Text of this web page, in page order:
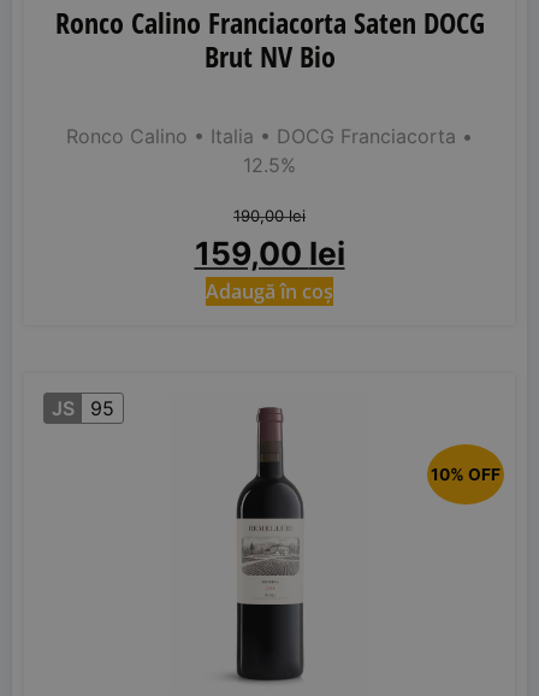
Ronco Calino Franciacorta Saten DOCG
Brut NV Bio
Ronco Calino • Italia • DOCG Franciacorta •
12.5%
190,00lei
159,00 lei
Adaugă în coș
10% OFF
JS 95